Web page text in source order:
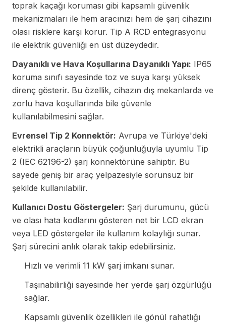
toprak kaçağı koruması gibi kapsamlı güvenlik
mekanizmaları ile hem aracınızı hem de şarj cihazını
olası risklere karşı korur. Tip A RCD entegrasyonu
ile elektrik güvenliği en üst düzeydedir.
Dayanıklı ve Hava Koşullarına Dayanıklı Yapı: IP65
koruma sınıfı sayesinde toz ve suya karşı yüksek
direnç gösterir. Bu özellik, cihazın dış mekanlarda ve
zorlu hava koşullarında bile güvenle
kullanılabilmesini sağlar.
Evrensel Tip 2 Konnektör: Avrupa ve Türkiye'deki
elektrikli araçların büyük çoğunluğuyla uyumlu Tip
2 (IEC 62196-2) şarj konnektörüne sahiptir. Bu
sayede geniş bir araç yelpazesiyle sorunsuz bir
şekilde kullanılabilir.
Kullanıcı Dostu Göstergeler: Şarj durumunu, gücü
ve olası hata kodlarını gösteren net bir LCD ekran
veya LED göstergeler ile kullanım kolaylığı sunar.
Şarj sürecini anlık olarak takip edebilirsiniz.
Hızlı ve verimli 11 kW şarj imkanı sunar.
Taşınabilirliği sayesinde her yerde şarj özgürlüğü
sağlar.
Kapsamlı güvenlik özellikleri ile gönül rahatlığı